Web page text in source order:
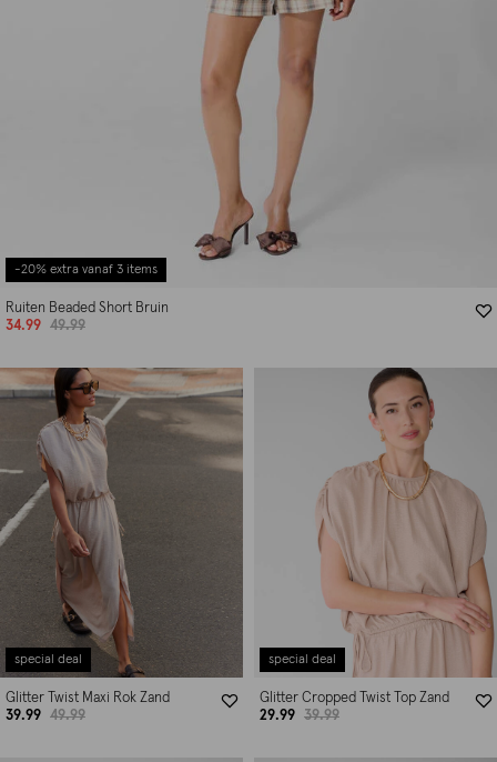
-20% extra vanaf 3 items
Ruiten Beaded Short Bruin
34.99
49.99
special deal
Glitter Twist Maxi Rok Zand
39.99
49.99
special deal
Glitter Cropped Twist Top Zand
29.99
39.99